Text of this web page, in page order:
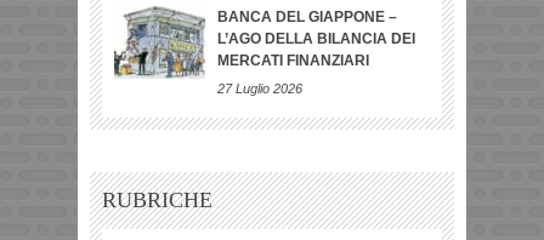
BANCA DEL GIAPPONE –
L’AGO DELLA BILANCIA DEI
MERCATI FINANZIARI
27 Luglio 2026
RUBRICHE